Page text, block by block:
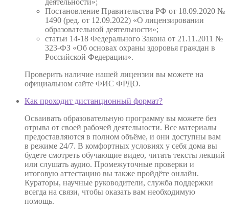
Постановление Правительства РФ от 18.09.2020 №
1490 (ред. от 12.09.2022) «О лицензировании
образовательной деятельности»;
статьи 14-18 Федерального Закона от 21.11.2011 №
323-ФЗ «Об основах охраны здоровья граждан в
Российской Федерации».
Проверить наличие нашей лицензии вы можете на
официальном сайте ФИС ФРДО.
Как проходит дистанционный формат?
Осваивать образовательную программу вы можете без
отрыва от своей рабочей деятельности. Все материалы
предоставляются в полном объёме, и они доступны вам
в режиме 24/7. В комфортных условиях у себя дома вы
будете смотреть обучающие видео, читать тексты лекций
или слушать аудио. Промежуточные проверки и
итоговую аттестацию вы также пройдёте онлайн.
Кураторы, научные руководители, служба поддержки
всегда на связи, чтобы оказать вам необходимую
помощь.